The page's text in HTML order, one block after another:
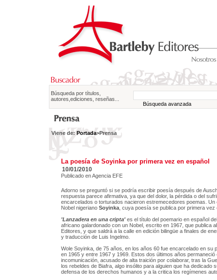
Búsqueda por títulos,
autores,ediciones, reseñas...
Búsqueda avanzada
Viene de: Portada>Prensa
La poesía de Soyinka por primera vez en español
10/01/2010
Publicado en Agencia EFE
Adorno se preguntó si se podría escribir poesía después de
respuesta parece afirmativa, ya que del dolor, la pérdida o del
encarcelados o torturados nacieron estremecedores poemas. Un
Nobel nigeriano Soyinka, cuya poesía se publica por primera vez
'Lanzadera en una cripta'es el título del poemario en español
africano galardonado con un Nobel, escrito en 1967, que publica
Editores, y que saldrá a la calle en edición bilingüe a finales de
y traducción de Luis Ingelmo.
Wole Soyinka, de 75 años, en los años 60 fue encarcelado en su
en 1965 y entre 1967 y 1969. Estos dos últimos años permaneció
incomunicación, acusado de alta traición por colaborar, tras la
los rebeldes de Biafra, algo insólito para alguien que ha dedicado
defensa de los derechos humanos y a la critica los regímenes